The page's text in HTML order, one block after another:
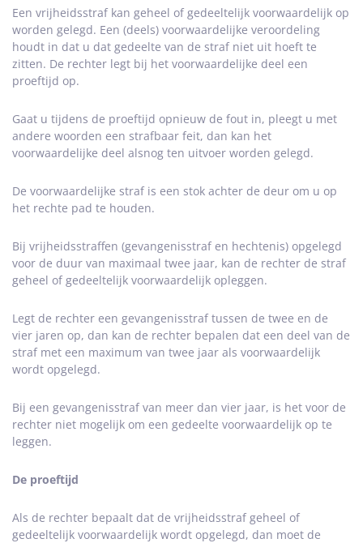
Een vrijheidsstraf kan geheel of gedeeltelijk voorwaardelijk op
worden gelegd. Een (deels) voorwaardelijke veroordeling
houdt in dat u dat gedeelte van de straf niet uit hoeft te
zitten. De rechter legt bij het voorwaardelijke deel een
proeftijd op.
Gaat u tijdens de proeftijd opnieuw de fout in, pleegt u met
andere woorden een strafbaar feit, dan kan het
voorwaardelijke deel alsnog ten uitvoer worden gelegd.
De voorwaardelijke straf is een stok achter de deur om u op
het rechte pad te houden.
Bij vrijheidsstraffen (gevangenisstraf en hechtenis) opgelegd
voor de duur van maximaal twee jaar, kan de rechter de straf
geheel of gedeeltelijk voorwaardelijk opleggen.
Legt de rechter een gevangenisstraf tussen de twee en de
vier jaren op, dan kan de rechter bepalen dat een deel van de
straf met een maximum van twee jaar als voorwaardelijk
wordt opgelegd.
Bij een gevangenisstraf van meer dan vier jaar, is het voor de
rechter niet mogelijk om een gedeelte voorwaardelijk op te
leggen.
De proeftijd
Als de rechter bepaalt dat de vrijheidsstraf geheel of
gedeeltelijk voorwaardelijk wordt opgelegd, dan moet de